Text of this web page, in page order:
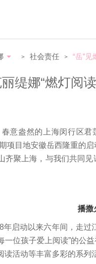
> 社会责任 > “岳”
丽缇娜“燃灯阅
意盎然的上海闵行区
项目地安徽岳西隆重的
齐聚上海，与我们共同
播撒
年启动以来六年间，走
一位孩子爱上阅读”的公
读活动等丰富多彩的系列